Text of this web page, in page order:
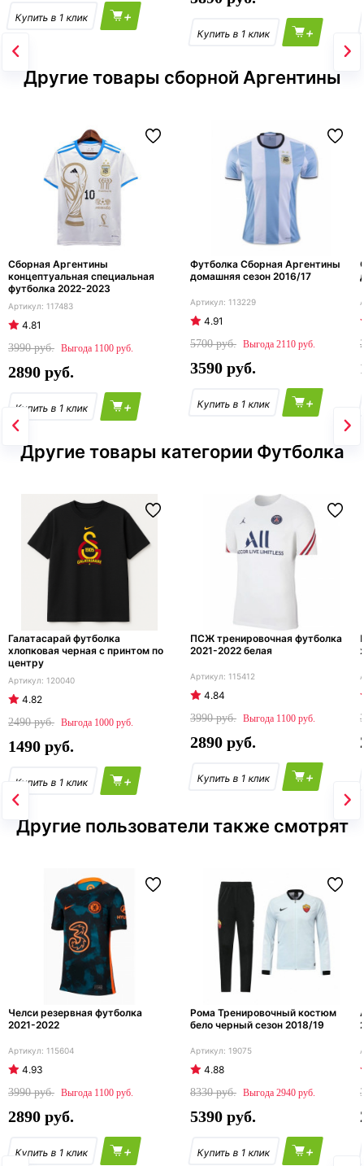
+
+
Другие товары сборной Аргентины
Сборная Аргентины
концептуальная специальная
футболка 2022-2023
117483
4.81
3990
1100
2890
+
Футболка Сборная Аргентины
домашняя сезон 2016/17
113229
4.91
5700
2110
3590
+
Другие товары категории Футболка
Галатасарай футболка
хлопковая черная с принтом по
центру
120040
4.82
2490
1000
1490
+
ПСЖ тренировочная футболка
2021-2022 белая
115412
4.84
3990
1100
2890
+
Другие пользователи также смотрят
Челси резервная футболка
2021-2022
115604
4.93
3990
1100
2890
+
Рома Тренировочный костюм
бело черный сезон 2018/19
19075
4.88
8330
2940
5390
+